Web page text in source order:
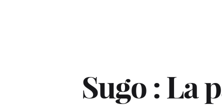
Sugo : La